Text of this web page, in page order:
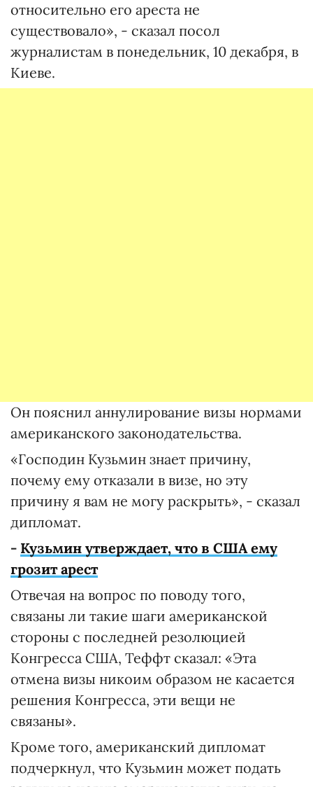
относительно его ареста не
существовало», - сказал посол
журналистам в понедельник, 10 декабря, в
Киеве.
Он пояснил аннулирование визы нормами
американского законодательства.
«Господин Кузьмин знает причину,
почему ему отказали в визе, но эту
причину я вам не могу раскрыть», - сказал
дипломат.
- Кузьмин утверждает, что в США ему
грозит арест
Отвечая на вопрос по поводу того,
связаны ли такие шаги американской
стороны с последней резолюцией
Конгресса США, Теффт сказал: «Эта
отмена визы никоим образом не касается
решения Конгресса, эти вещи не
связаны».
Кроме того, американский дипломат
подчеркнул, что Кузьмин может подать